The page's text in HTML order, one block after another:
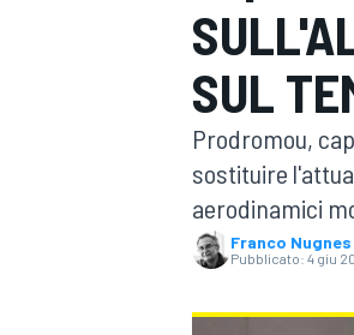
MOTOGP
SUL
Prodromou,
sostituire
aerodinamici
Franco Nugnes
Pubblicato: 4 giu